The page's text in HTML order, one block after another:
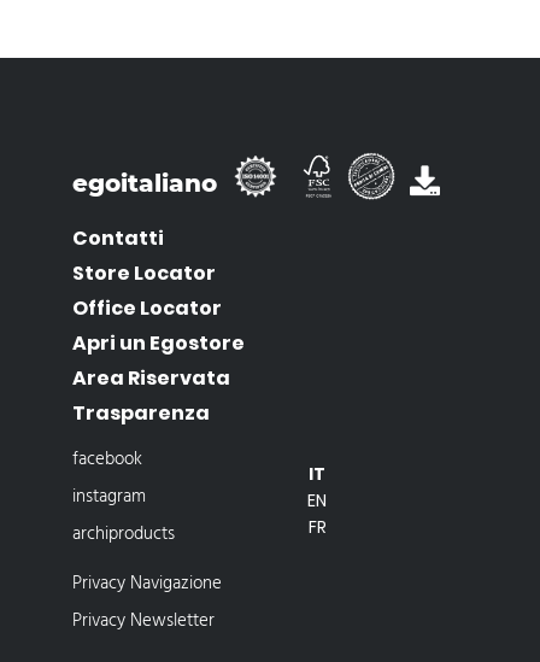
egoitaliano
Contatti
Store Locator
Office Locator
Apri un Egostore
Area Riservata
Trasparenza
facebook
instagram
archiproducts
Privacy Navigazione
Privacy Newsletter
IT
EN
FR